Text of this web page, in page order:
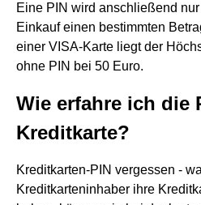
Eine PIN wird anschließend
Einkauf einen bestimmten
einer VISA-Karte liegt der
ohne PIN bei 50 Euro.
Wie erfahre ich die
Kreditkarte?
Kreditkarten-PIN vergessen -
Kreditkarteninhaber ihre